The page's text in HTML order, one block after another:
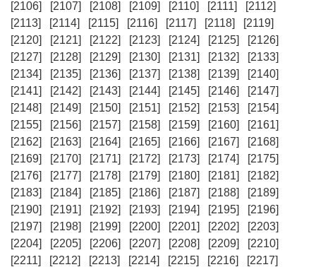
[2106]
[2107] [2108] [2109] [2110] [2111]
[2112]
[2113]
[2114] [2115] [2116] [2117] [2118]
[2119]
[2120]
[2121] [2122] [2123] [2124] [2125]
[2126]
[2127]
[2128] [2129] [2130] [2131] [2132]
[2133]
[2134]
[2135] [2136] [2137] [2138] [2139]
[2140]
[2141]
[2142] [2143] [2144] [2145] [2146]
[2147]
[2148]
[2149] [2150] [2151] [2152] [2153]
[2154]
[2155]
[2156] [2157] [2158] [2159] [2160]
[2161]
[2162]
[2163] [2164] [2165] [2166] [2167]
[2168]
[2169]
[2170] [2171] [2172] [2173] [2174]
[2175]
[2176]
[2177] [2178] [2179] [2180] [2181]
[2182]
[2183]
[2184] [2185] [2186] [2187] [2188]
[2189]
[2190]
[2191] [2192] [2193] [2194] [2195]
[2196]
[2197]
[2198] [2199] [2200] [2201] [2202]
[2203]
[2204]
[2205] [2206] [2207] [2208] [2209]
[2210]
[2211]
[2212] [2213] [2214] [2215] [2216]
[2217]